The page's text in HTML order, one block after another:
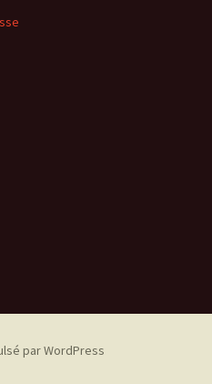
par WordPress